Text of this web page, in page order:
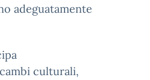
adeguatamente
culturali,